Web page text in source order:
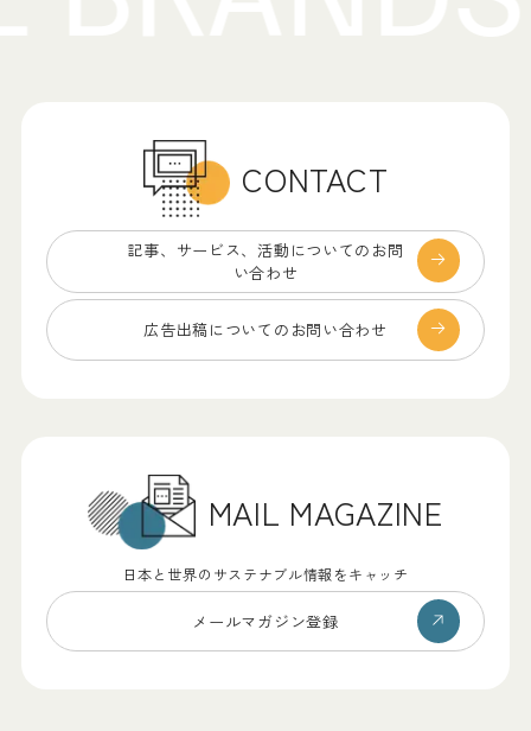
CONTACT
記事、サービス、 活動についてのお問
い合わせ
広告出稿についての お問い合わせ
MAIL MAGAZINE
日本と世界のサステナブル情報をキャッチ
メールマガジン登録